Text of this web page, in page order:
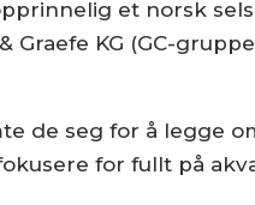
et norsk
Graefe KG (GC-
de seg for å legge
for fullt på